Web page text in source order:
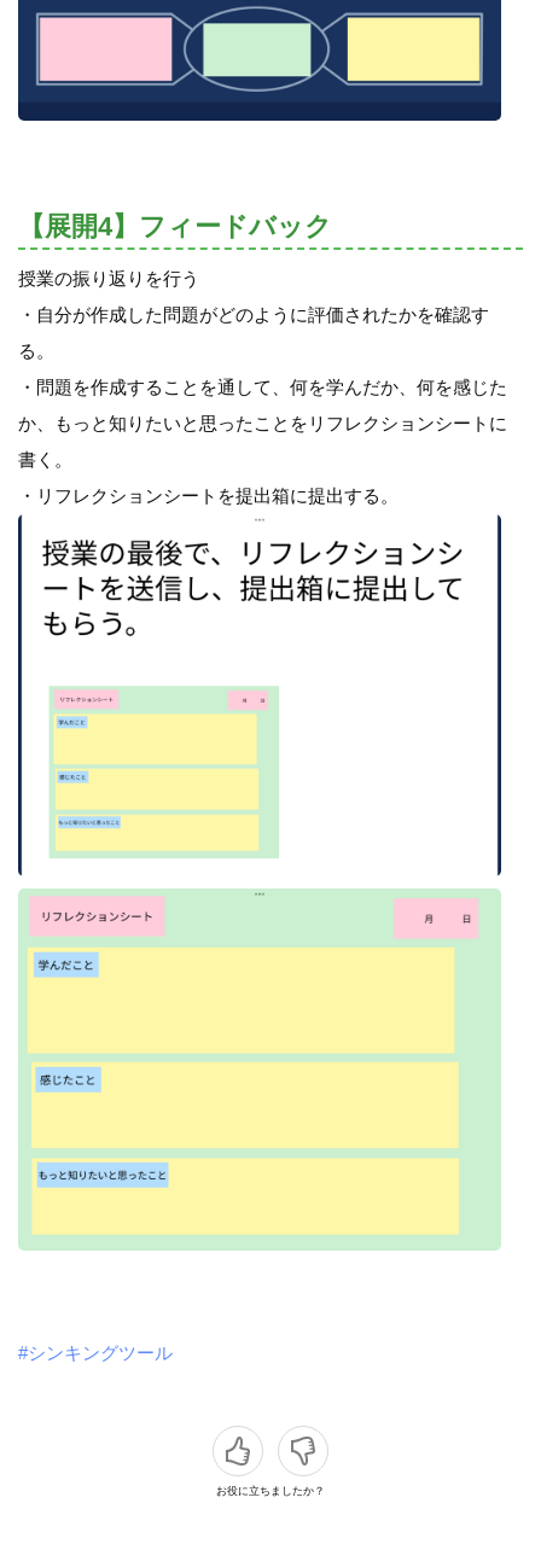
【展開4】フィードバック
授業の振り返りを行う
・自分が作成した問題がどのように評価されたかを確認す
る。
・問題を作成することを通して、何を学んだか、何を感じた
か、もっと知りたいと思ったことをリフレクションシートに
書く。
・リフレクションシートを提出箱に提出する。
#シンキングツール
お役に立ちましたか？